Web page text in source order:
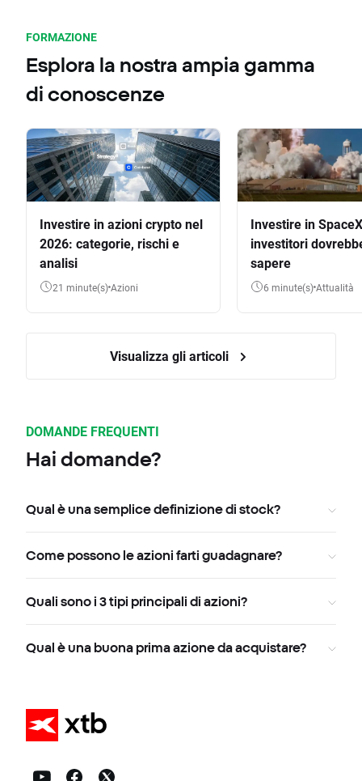
FORMAZIONE
Esplora la nostra ampia gamma
di conoscenze
Investire in azioni crypto nel
2026: categorie, rischi e
analisi
21 minute(s) Azioni
Investire in
investitori
sapere
6 minute(s) Attualità
Visualizza gli articoli
DOMANDE FREQUENTI
Hai domande?
Qual è una semplice definizione di stock?
Come possono le azioni farti guadagnare?
Quali sono i 3 tipi principali di azioni?
Qual è una buona prima azione da acquistare?